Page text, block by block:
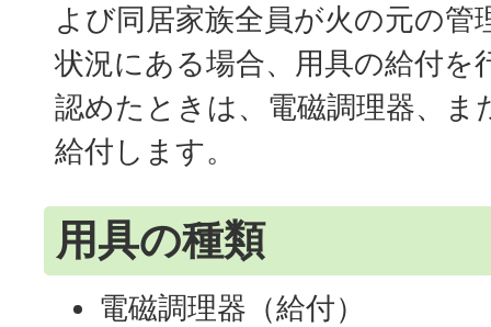
よび同居家族全員が火の元の管
状況にある場合、用具の給付を
認めたときは、電磁調理器、ま
給付します。
用具の種類
電磁調理器（給付）